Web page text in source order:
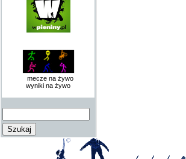
mecze na żywo
wyniki na żywo